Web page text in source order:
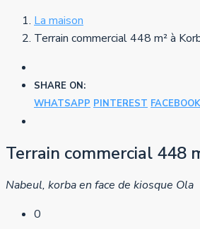
La maison
Terrain commercial 448 m² à
SHARE ON:
WHATSAPP PINTEREST FACEBOOK
Terrain commercial 448
Nabeul, korba en face de kiosque Ola
0